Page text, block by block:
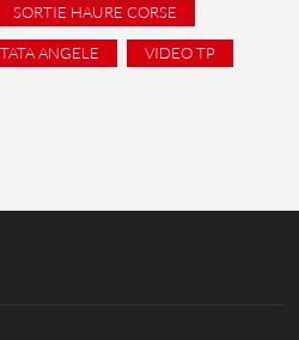
SORTIE HAURE CORSE
TATA ANGELE VIDEO TP